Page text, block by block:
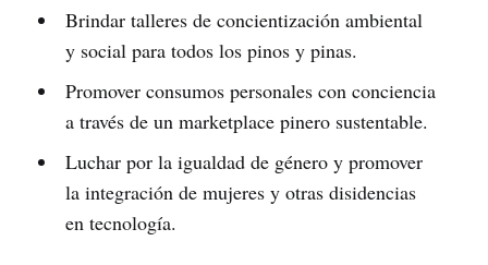
Brindar talleres de concientización ambiental
y social para todos los pinos y pinas.
Promover consumos personales con conciencia
a través de un marketplace pinero sustentable.
Luchar por la igualdad de género y promover
la integración de mujeres y otras disidencias
en tecnología.